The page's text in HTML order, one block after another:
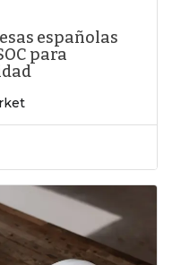
españolas
para